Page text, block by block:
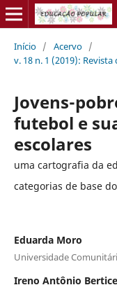
Início / Acervo /
v. 18 n. 1 (2019):
Jovens-
futebol e
escolares
uma cartografia da
categorias de base
Eduarda Moro
Universidade
Ireno Antônio